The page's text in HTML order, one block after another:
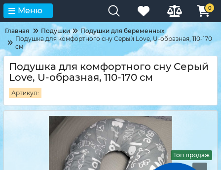
Меню 0
Главная Подушки
Подушки для беременных
Подушка для комфортного сну Серый Love, U-образная, 110-170
см
Подушка для комфортного сну Серый
Love, U-образная, 110-170 см
Артикул:
Топ продаж